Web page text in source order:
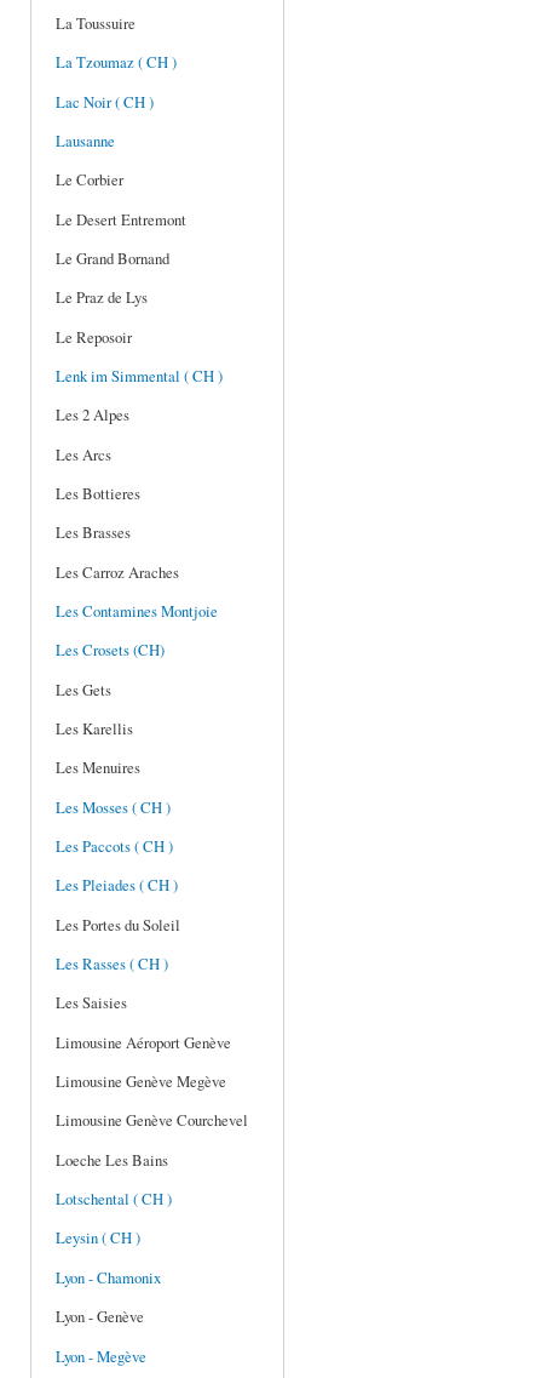
La Toussuire
La Tzoumaz ( CH )
Lac Noir ( CH )
Lausanne
Le Corbier
Le Desert Entremont
Le Grand Bornand
Le Praz de Lys
Le Reposoir
Lenk im Simmental ( CH )
Les 2 Alpes
Les Arcs
Les Bottieres
Les Brasses
Les Carroz Araches
Les Contamines Montjoie
Les Crosets (CH)
Les Gets
Les Karellis
Les Menuires
Les Mosses ( CH )
Les Paccots ( CH )
Les Pleiades ( CH )
Les Portes du Soleil
Les Rasses ( CH )
Les Saisies
Limousine Aéroport Genève
Limousine Genève Megève
Limousine Genève Courchevel
Loeche Les Bains
Lotschental ( CH )
Leysin ( CH )
Lyon - Chamonix
Lyon - Genève
Lyon - Megève